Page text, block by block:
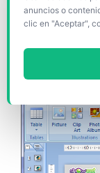
anuncios o
clic en "Aceptar",
En la hoja